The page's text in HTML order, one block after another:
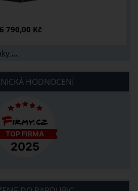
6 790,00 Kč
...
HODNOCENÍ